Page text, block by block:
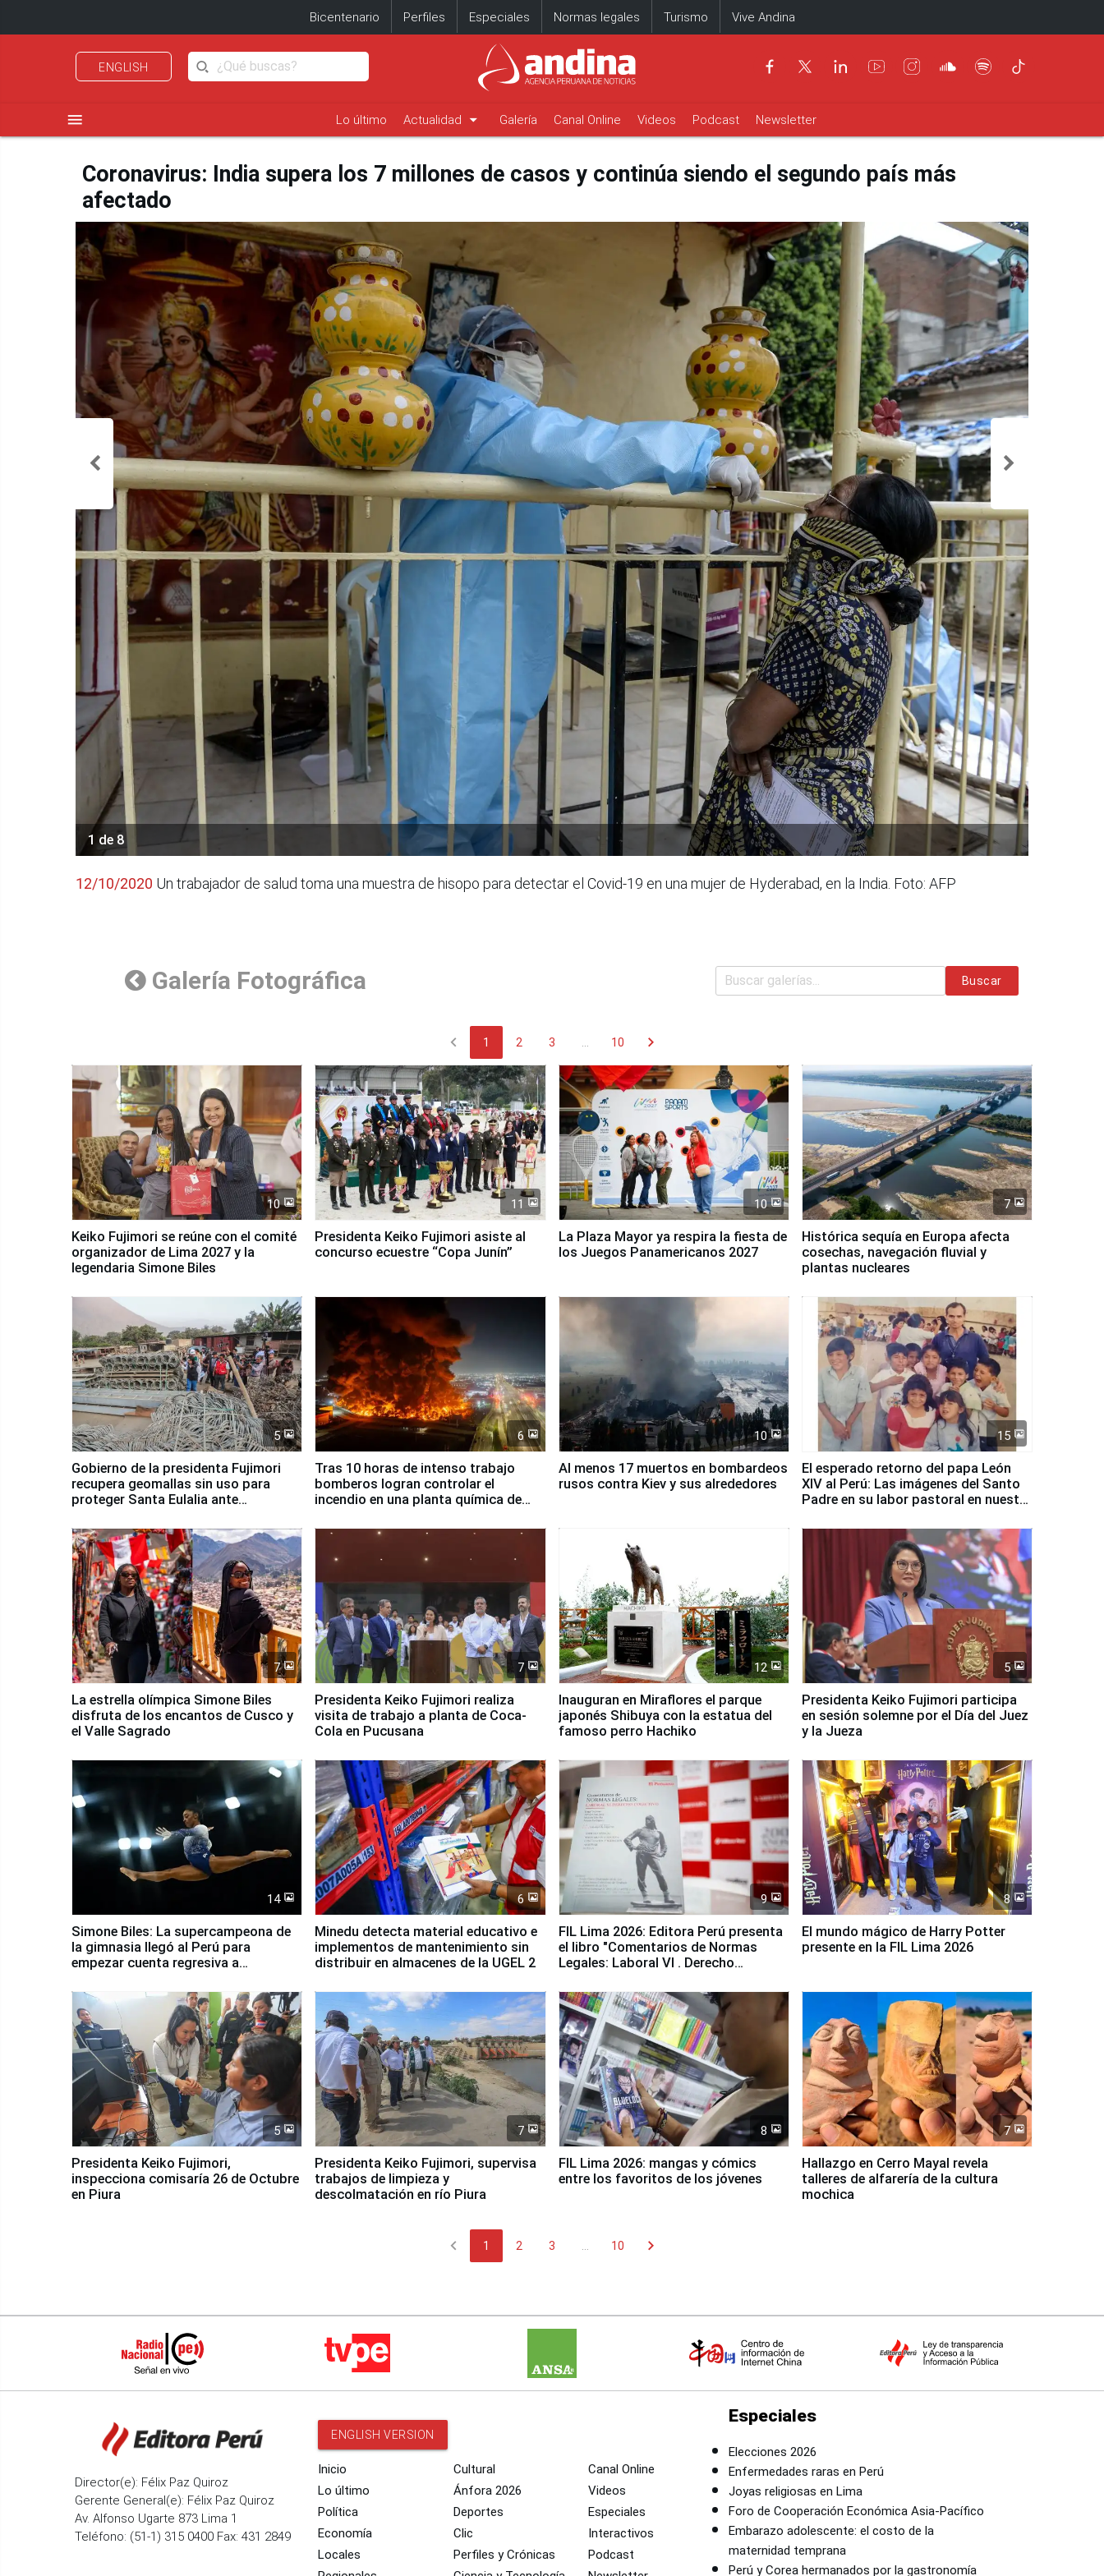
Bicentenario Perfiles Especiales Normas legales Turismo Vive Andina
ENGLISH
menu Lo último Actualidad arrow_drop_down Galería Canal Online Videos Podcast Newsletter
Coronavirus: India supera los 7 millones de casos y continúa siendo el segundo país más
afectado
1 de 8
12/10/2020 Un trabajador de salud toma una muestra de hisopo para detectar el Covid-19 en una mujer de Hyderabad, en la India. Foto: AFP
Galería Fotográfica Buscar
chevron_left 1 2 3 10 chevron_right
10
Keiko Fujimori se reúne con el comité
organizador de Lima 2027 y la
legendaria Simone Biles
11
Presidenta Keiko Fujimori asiste al
concurso ecuestre “Copa Junín”
10
La Plaza Mayor ya respira la fiesta de
los Juegos Panamericanos 2027
7
Histórica sequía en Europa afecta
cosechas, navegación fluvial y
plantas nucleares
5
Gobierno de la presidenta Fujimori
recupera geomallas sin uso para
proteger Santa Eulalia ante
6
Tras 10 horas de intenso trabajo
bomberos logran controlar el
incendio en una planta química de
10
Al menos 17 muertos en bombardeos
rusos contra Kiev y sus alrededores
15
El esperado retorno del papa León
XIV al Perú: Las imágenes del Santo
Padre en su labor pastoral en nuestro
7
La estrella olímpica Simone Biles
disfruta de los encantos de Cusco y
el Valle Sagrado
7
Presidenta Keiko Fujimori realiza
visita de trabajo a planta de Coca-
Cola en Pucusana
12
Inauguran en Miraflores el parque
japonés Shibuya con la estatua del
famoso perro Hachiko
5
Presidenta Keiko Fujimori participa
en sesión solemne por el Día del Juez
y la Jueza
14
Simone Biles: La supercampeona de
la gimnasia llegó al Perú para
empezar cuenta regresiva a
6
Minedu detecta material educativo e
implementos de mantenimiento sin
distribuir en almacenes de la UGEL 2
9
FIL Lima 2026: Editora Perú presenta
el libro "Comentarios de Normas
Legales: Laboral Vl . Derecho
8
El mundo mágico de Harry Potter
presente en la FIL Lima 2026
5
Presidenta Keiko Fujimori,
inspecciona comisaría 26 de Octubre
en Piura
7
Presidenta Keiko Fujimori, supervisa
trabajos de limpieza y
descolmatación en río Piura
8
FIL Lima 2026: mangas y cómics
entre los favoritos de los jóvenes
7
Hallazgo en Cerro Mayal revela
talleres de alfarería de la cultura
mochica
chevron_left 1 2 3 10 chevron_right
Director(e): Félix Paz Quiroz
Gerente General(e): Félix Paz Quiroz
Av. Alfonso Ugarte 873 Lima 1
Teléfono: (51-1) 315 0400 Fax: 431 2849
ENGLISH VERSION
Inicio
Lo último
Política
Economía
Locales
Cultural
Ánfora 2026
Deportes
Clic
Perfiles y Crónicas
Canal Online
Videos
Especiales
Interactivos
Podcast
Especiales
Elecciones 2026
Enfermedades raras en Perú
Joyas religiosas en Lima
Foro de Cooperación Económica Asia-Pacífico
Embarazo adolescente: el costo de la
maternidad temprana
Perú y Corea hermanados por la gastronomía